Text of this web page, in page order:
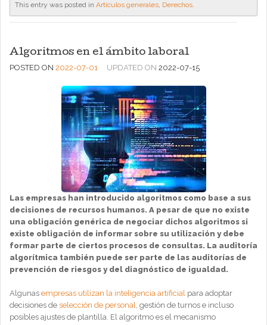
This entry was posted in Artículos generales, Derechos.
Algoritmos en el ámbito laboral
POSTED ON 2022-07-01 UPDATED ON 2022-07-15
Las empresas han introducido algoritmos como base a sus
decisiones de recursos humanos. A pesar de que no existe
una obligación genérica de negociar dichos algoritmos si
existe obligación de informar sobre su utilización y debe
formar parte de ciertos procesos de consultas. La auditoría
algorítmica también puede ser parte de las auditorías de
prevención de riesgos y del diagnóstico de igualdad.
Algunas empresas utilizan la inteligencia artificial para adoptar
decisiones de selección de personal, gestión de turnos e incluso
posibles ajustes de plantilla. El algoritmo es el mecanismo